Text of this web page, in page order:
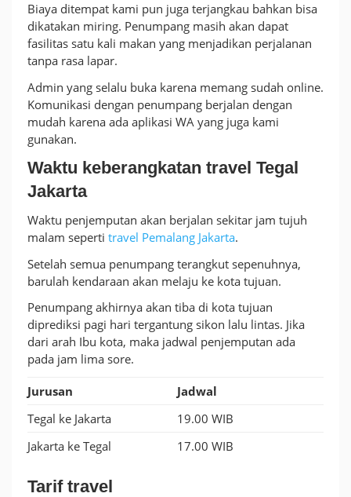
Biaya ditempat kami pun juga terjangkau bahkan bisa
dikatakan miring. Penumpang masih akan dapat
fasilitas satu kali makan yang menjadikan perjalanan
tanpa rasa lapar.
Admin yang selalu buka karena memang sudah online.
Komunikasi dengan penumpang berjalan dengan
mudah karena ada aplikasi WA yang juga kami
gunakan.
Waktu keberangkatan travel Tegal
Jakarta
Waktu penjemputan akan berjalan sekitar jam tujuh
malam seperti travel Pemalang Jakarta.
Setelah semua penumpang terangkut sepenuhnya,
barulah kendaraan akan melaju ke kota tujuan.
Penumpang akhirnya akan tiba di kota tujuan
diprediksi pagi hari tergantung sikon lalu lintas. Jika
dari arah Ibu kota, maka jadwal penjemputan ada
pada jam lima sore.
Jurusan
Jadwal
Tegal ke Jakarta
19.00 WIB
Jakarta ke Tegal
17.00 WIB
Tarif travel